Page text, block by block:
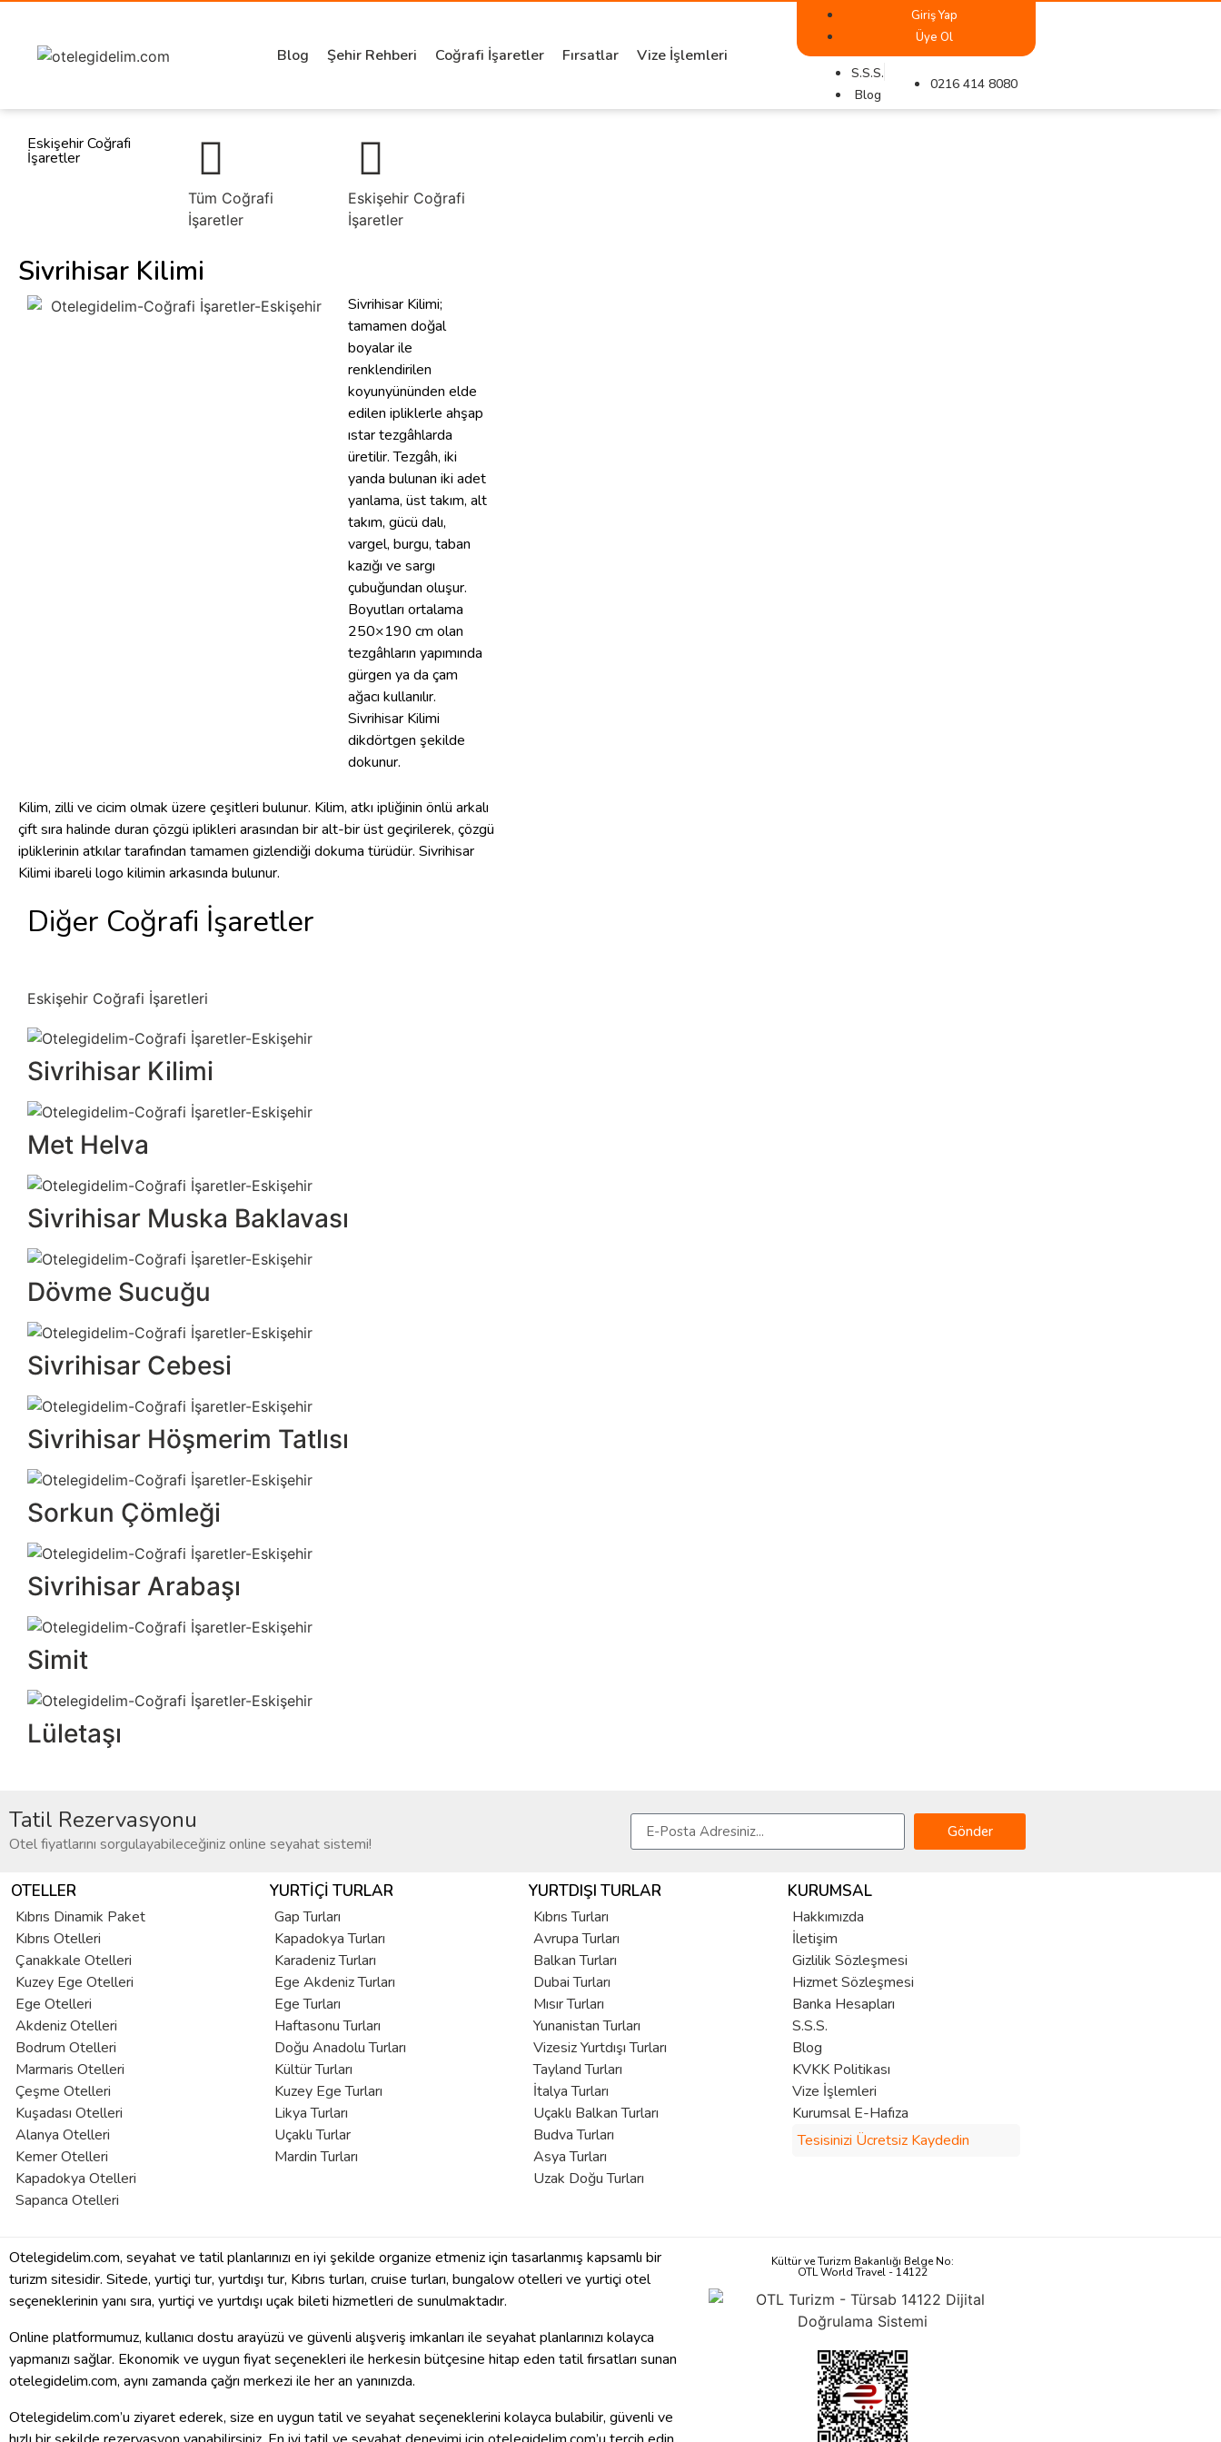
Blog Şehir Rehberi Coğrafi İşaretler Fırsatlar Vize İşlemleri
Giriş Yap
Üye Ol
S.S.S.
Blog
0216 414 8080
Eskişehir Coğrafi
İşaretler
Tüm Coğrafi
İşaretler
Eskişehir Coğrafi
İşaretler
Sivrihisar Kilimi
Sivrihisar Kilimi;
tamamen doğal
boyalar ile
renklendirilen
koyunyününden elde
edilen ipliklerle ahşap
ıstar tezgâhlarda
üretilir. Tezgâh, iki
yanda bulunan iki adet
yanlama, üst takım, alt
takım, gücü dalı,
vargel, burgu, taban
kazığı ve sargı
çubuğundan oluşur.
Boyutları ortalama
250×190 cm olan
tezgâhların yapımında
gürgen ya da çam
ağacı kullanılır.
Sivrihisar Kilimi
dikdörtgen şekilde
dokunur.
Kilim, zilli ve cicim olmak üzere çeşitleri bulunur. Kilim, atkı ipliğinin önlü arkalı
çift sıra halinde duran çözgü iplikleri arasından bir alt-bir üst geçirilerek, çözgü
ipliklerinin atkılar tarafından tamamen gizlendiği dokuma türüdür. Sivrihisar
Kilimi ibareli logo kilimin arkasında bulunur.
Diğer Coğrafi İşaretler
Eskişehir Coğrafi İşaretleri
Sivrihisar Kilimi
Met Helva
Sivrihisar Muska Baklavası
Dövme Sucuğu
Sivrihisar Cebesi
Sivrihisar Höşmerim Tatlısı
Sorkun Çömleği
Sivrihisar Arabaşı
Simit
Lületaşı
Tatil Rezervasyonu
Otel fiyatlarını sorgulayabileceğiniz online seyahat sistemi!
Gönder
OTELLER
Kıbrıs Dinamik Paket
Kıbrıs Otelleri
Çanakkale Otelleri
Kuzey Ege Otelleri
Ege Otelleri
Akdeniz Otelleri
Bodrum Otelleri
Marmaris Otelleri
Çeşme Otelleri
Kuşadası Otelleri
Alanya Otelleri
Kemer Otelleri
Kapadokya Otelleri
Sapanca Otelleri
YURTIÇI TURLAR
Gap Turları
Kapadokya Turları
Karadeniz Turları
Ege Akdeniz Turları
Ege Turları
Haftasonu Turları
Doğu Anadolu Turları
Kültür Turları
Kuzey Ege Turları
Likya Turları
Uçaklı Turlar
Mardin Turları
YURTDIŞI TURLAR
Kıbrıs Turları
Avrupa Turları
Balkan Turları
Dubai Turları
Mısır Turları
Yunanistan Turları
Vizesiz Yurtdışı Turları
Tayland Turları
İtalya Turları
Uçaklı Balkan Turları
Budva Turları
Asya Turları
Uzak Doğu Turları
KURUMSAL
Hakkımızda
İletişim
Gizlilik Sözleşmesi
Hizmet Sözleşmesi
Banka Hesapları
S.S.S.
Blog
KVKK Politikası
Vize İşlemleri
Kurumsal E-Hafıza
Tesisinizi Ücretsiz Kaydedin
Otelegidelim.com, seyahat ve tatil planlarınızı en iyi şekilde organize etmeniz için tasarlanmış kapsamlı bir
turizm sitesidir. Sitede, yurtiçi tur, yurtdışı tur, Kıbrıs turları, cruise turları, bungalow otelleri ve yurtiçi otel
seçeneklerinin yanı sıra, yurtiçi ve yurtdışı uçak bileti hizmetleri de sunulmaktadır.
Online platformumuz, kullanıcı dostu arayüzü ve güvenli alışveriş imkanları ile seyahat planlarınızı kolayca
yapmanızı sağlar. Ekonomik ve uygun fiyat seçenekleri ile herkesin bütçesine hitap eden tatil fırsatları sunan
otelegidelim.com, aynı zamanda çağrı merkezi ile her an yanınızda.
Otelegidelim.com’u ziyaret ederek, size en uygun tatil ve seyahat seçeneklerini kolayca bulabilir, güvenli ve
Kültür ve Turizm Bakanlığı Belge No:
OTL World Travel - 14122